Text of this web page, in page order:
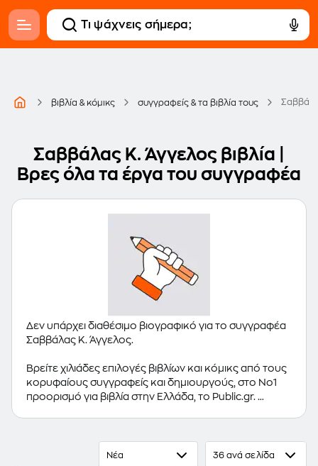
βιβλία & κόμικς συγγραφείς & τα βιβλία τους
Σαββάλας Κ. Άγγελος βιβλία |
Βρες όλα τα έργα του συγγραφέα
Δεν υπάρχει διαθέσιμο βιογραφικό για το συγγραφέα
Σαββάλας Κ. Άγγελος.
Βρείτε χιλιάδες επιλογές βιβλίων και κόμικς από τους
κορυφαίους συγγραφείς και δημιουργούς, στο Νο1
προορισμό για βιβλία στην Ελλάδα, το Public.gr.
Ξενόγλωσσα Βιβλία,Κόμικς
Νέα 36 ανά σελίδα